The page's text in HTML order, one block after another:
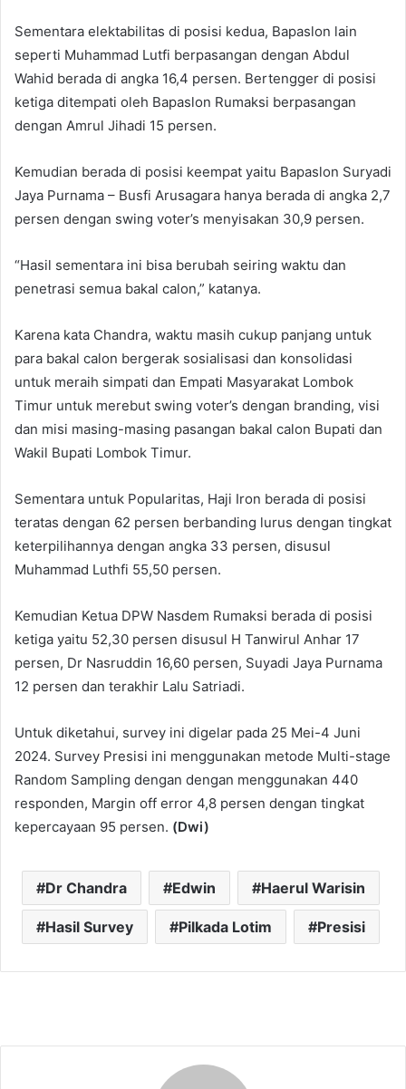
Sementara elektabilitas di posisi kedua, Bapaslon lain
seperti Muhammad Lutfi berpasangan dengan Abdul
Wahid berada di angka 16,4 persen. Bertengger di posisi
ketiga ditempati oleh Bapaslon Rumaksi berpasangan
dengan Amrul Jihadi 15 persen.
Kemudian berada di posisi keempat yaitu Bapaslon Suryadi
Jaya Purnama – Busfi Arusagara hanya berada di angka 2,7
persen dengan swing voter’s menyisakan 30,9 persen.
“Hasil sementara ini bisa berubah seiring waktu dan
penetrasi semua bakal calon,” katanya.
Karena kata Chandra, waktu masih cukup panjang untuk
para bakal calon bergerak sosialisasi dan konsolidasi
untuk meraih simpati dan Empati Masyarakat Lombok
Timur untuk merebut swing voter’s dengan branding, visi
dan misi masing-masing pasangan bakal calon Bupati dan
Wakil Bupati Lombok Timur.
Sementara untuk Popularitas, Haji Iron berada di posisi
teratas dengan 62 persen berbanding lurus dengan tingkat
keterpilihannya dengan angka 33 persen, disusul
Muhammad Luthfi 55,50 persen.
Kemudian Ketua DPW Nasdem Rumaksi berada di posisi
ketiga yaitu 52,30 persen disusul H Tanwirul Anhar 17
persen, Dr Nasruddin 16,60 persen, Suyadi Jaya Purnama
12 persen dan terakhir Lalu Satriadi.
Untuk diketahui, survey ini digelar pada 25 Mei-4 Juni
2024. Survey Presisi ini menggunakan metode Multi-stage
Random Sampling dengan dengan menggunakan 440
responden, Margin off error 4,8 persen dengan tingkat
kepercayaan 95 persen. (Dwi)
Dr Chandra Edwin Haerul Warisin
Hasil Survey Pilkada Lotim Presisi